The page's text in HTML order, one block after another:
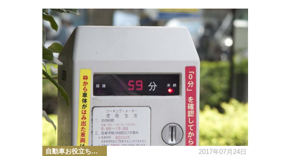
カ
自動車お役立ち情報 2017年07月24日